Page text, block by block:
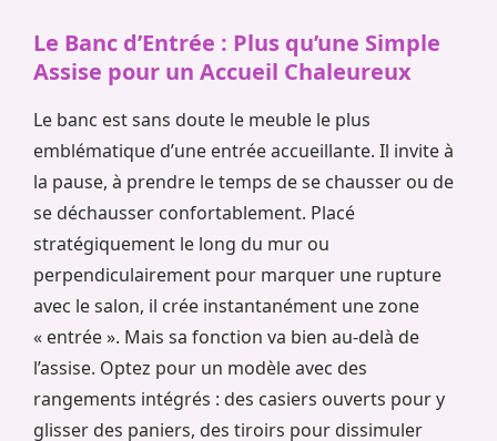
Le Banc d’Entrée : Plus qu’une Simple
Assise pour un Accueil Chaleureux
Le banc est sans doute le meuble le plus
emblématique d’une entrée accueillante. Il invite à
la pause, à prendre le temps de se chausser ou de
se déchausser confortablement. Placé
stratégiquement le long du mur ou
perpendiculairement pour marquer une rupture
avec le salon, il crée instantanément une zone
« entrée ». Mais sa fonction va bien au-delà de
l’assise. Optez pour un modèle avec des
rangements intégrés : des casiers ouverts pour y
glisser des paniers, des tiroirs pour dissimuler